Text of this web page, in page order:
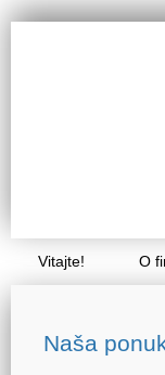
Vitajte! O
Naša